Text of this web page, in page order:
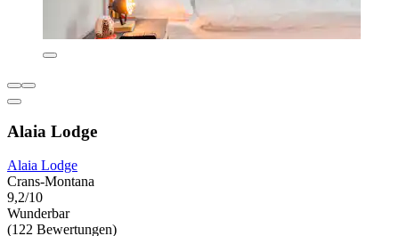
Alaia Lodge
Alaia Lodge
Crans-Montana
9,2/10
Wunderbar
(122 Bewertungen)